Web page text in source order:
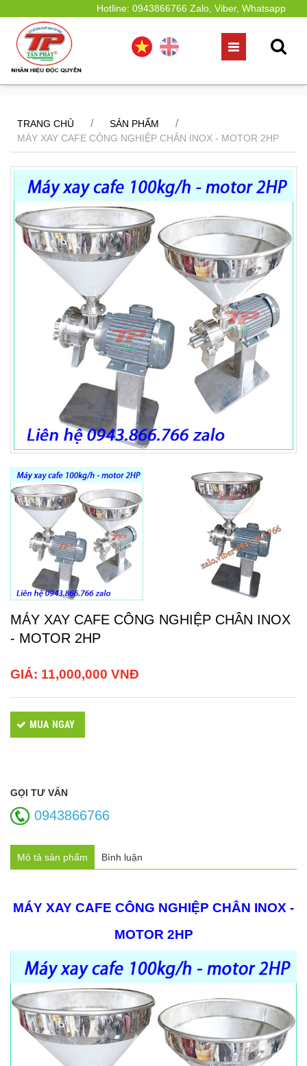
Hotline: 0943866766 Zalo, Viber, Whatsapp
TRANG CHỦ / SẢN PHẨM /
MÁY XAY CAFE CÔNG NGHIỆP CHÂN INOX - MOTOR 2HP
MÁY XAY CAFE CÔNG NGHIỆP CHÂN INOX
- MOTOR 2HP
GIÁ: 11,000,000 VNĐ
MUA NGAY
GỌI TƯ VẤN
0943866766
Mô tả sản phẩm Bình luận
MÁY XAY CAFE CÔNG NGHIỆP CHÂN INOX -
MOTOR 2HP